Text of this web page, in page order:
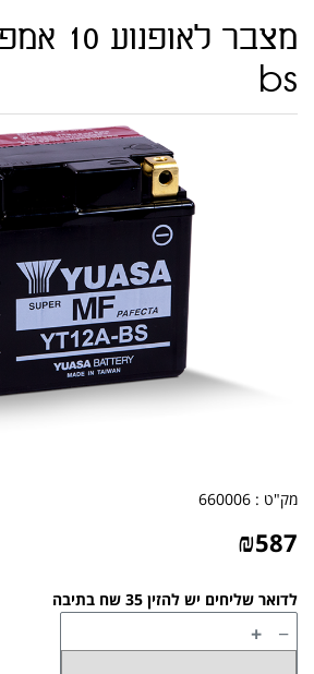
bs
מק"ט : 660006
₪587
לדואר שליחים יש להזין 35 שח בתיבה
−
+